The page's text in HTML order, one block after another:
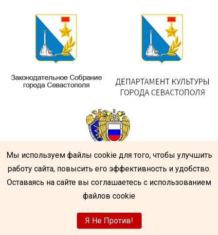
Центр народного творчества |Разработка усатый-гражданин.рф
Мы используем файлы cookie для того, чтобы улучшить
работу сайта, повысить его эффективность и удобство.
Оставаясь на сайте вы соглашаетесь с использованием
файлов cookie
Я Не Против!